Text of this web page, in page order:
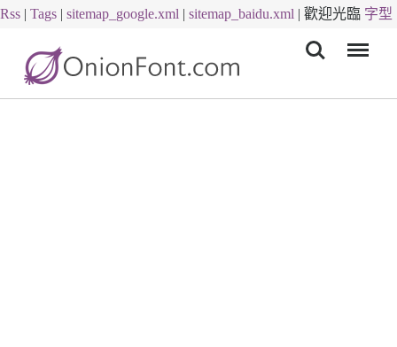
Rss | Tags | sitemap_google.xml | sitemap_baidu.xml | 歡迎光臨 字型